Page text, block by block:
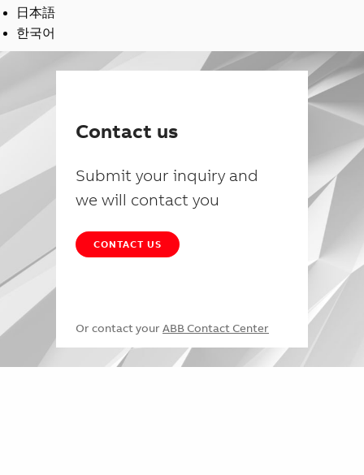
日本語
한국어
Contact us
Submit your inquiry and
we will contact you
CONTACT US
Or contact your ABB Contact Center